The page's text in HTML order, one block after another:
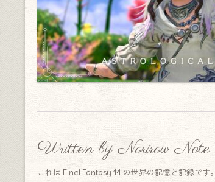
Written by Norirow Note
これは Final Fantasy 14 の世界の記憶と記録です。